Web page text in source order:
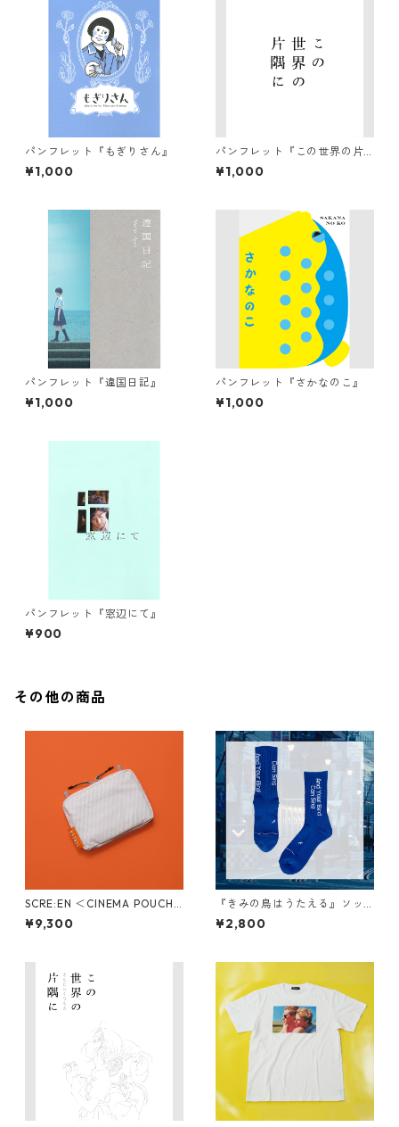
パンフレット『もぎりさん』
¥1,000
パンフレット『この世界の片
隅に』
¥1,000
パンフレット『違国日記』
¥1,000
パンフレット『さかなのこ』
¥1,000
パンフレット『窓辺にて』
¥900
その他の商品
SCRE:EN ＜CINEMA POUCH /
FLAT＞
¥9,300
『きみの鳥はうたえる』ソッ
クス
¥2,800